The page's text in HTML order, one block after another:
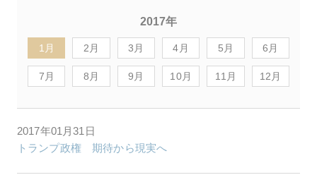
2017年
1月 2月 3月 4月 5月 6月
7月 8月 9月 10月 11月 12月
2017年01月31日
トランプ政権 期待から現実へ